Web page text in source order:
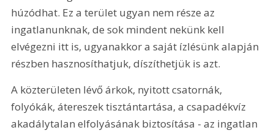
húzódhat. Ez a terület ugyan nem része az
ingatlanunknak, de sok mindent nekünk kell
elvégezni itt is, ugyanakkor a saját ízlésünk alapján
részben hasznosíthatjuk, díszíthetjük is azt.
A közterületen lévő árkok, nyitott csatornák,
folyókák, átereszek tisztántartása, a csapadékvíz
akadálytalan elfolyásának biztosítása - az ingatlan